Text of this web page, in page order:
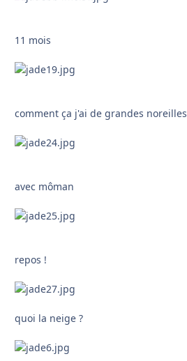
11 mois
comment ça j'ai de grandes
avec môman
repos !
quoi la neige ?